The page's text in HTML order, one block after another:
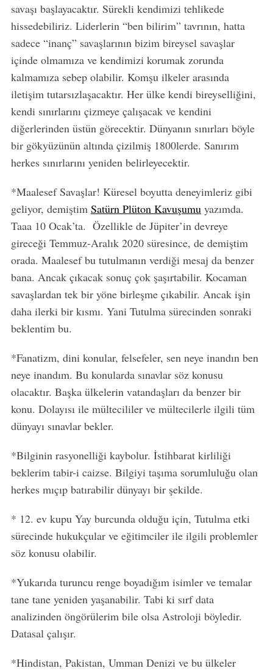
savaşı başlayacaktır. Sürekli kendimizi tehlikede
hissedebiliriz. Liderlerin “ben bilirim” tavrının, hatta
sadece “inanç” savaşlarının bizim bireysel savaşlar
içinde olmamıza ve kendimizi korumak zorunda
kalmamıza sebep olabilir. Komşu ilkeler arasında
iletişim tutarsızlaşacaktır. Her ülke kendi bireyselliğini,
kendi sınırlarını çizmeye çalışacak ve kendini
diğerlerinden üstün görecektir. Dünyanın sınırları böyle
bir gökyüzünün altında çizilmiş 1800lerde. Sanırım
herkes sınırlarını yeniden belirleyecektir.
*Maalesef Savaşlar! Küresel boyutta deneyimleriz gibi
geliyor, demiştim Satürn Plüton Kavuşumuyazımda.
Taaa 10 Ocak’ta. Özellikle de Jüpiter’in devreye
gireceği Temmuz-Aralık 2020 süresince, de demiştim
orada. Maalesef bu tutulmanın verdiği mesaj da benzer
bana. Ancak çıkacak sonuç çok şaşırtabilir. Kocaman
savaşlardan tek bir yöne birleşme çıkabilir. Ancak işin
daha ilerki bir kısmı. Yani Tutulma sürecinden sonraki
beklentim bu.
*Fanatizm, dini konular, felsefeler, sen neye inandın ben
neye inandım. Bu konularda sınavlar söz konusu
olacaktır. Başka ülkelerin vatandaşları da benzer bir
konu. Dolayısı ile mültecililer ve mültecilerle ilgili tüm
dünyayı sınavlar bekler.
*Bilginin rasyonelliği kaybolur. İstihbarat kirliliği
beklerim tabir-i caizse. Bilgiyi taşıma sorumluluğu olan
herkes mıçıp batırabilir dünyayı bir şekilde.
* 12. ev kupu Yay burcunda olduğu için, Tutulma etki
sürecinde hukukçular ve eğitimciler ile ilgili problemler
söz konusu olabilir.
*Yukarıda turuncu renge boyadığım isimler ve temalar
tane tane yeniden yaşanabilir. Tabi ki sırf data
analizinden öngörülerim bile olsa Astroloji böyledir.
Datasal çalışır.
*Hindistan, Pakistan, Umman Denizi ve bu ülkeler